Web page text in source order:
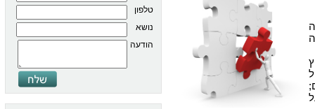
טלפון
נושא
הודעה